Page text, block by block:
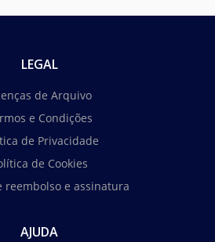
LEGAL
de Arquivo
e Condições
de Privacidade
de Cookies
reembolso e assinatura
AJUDA